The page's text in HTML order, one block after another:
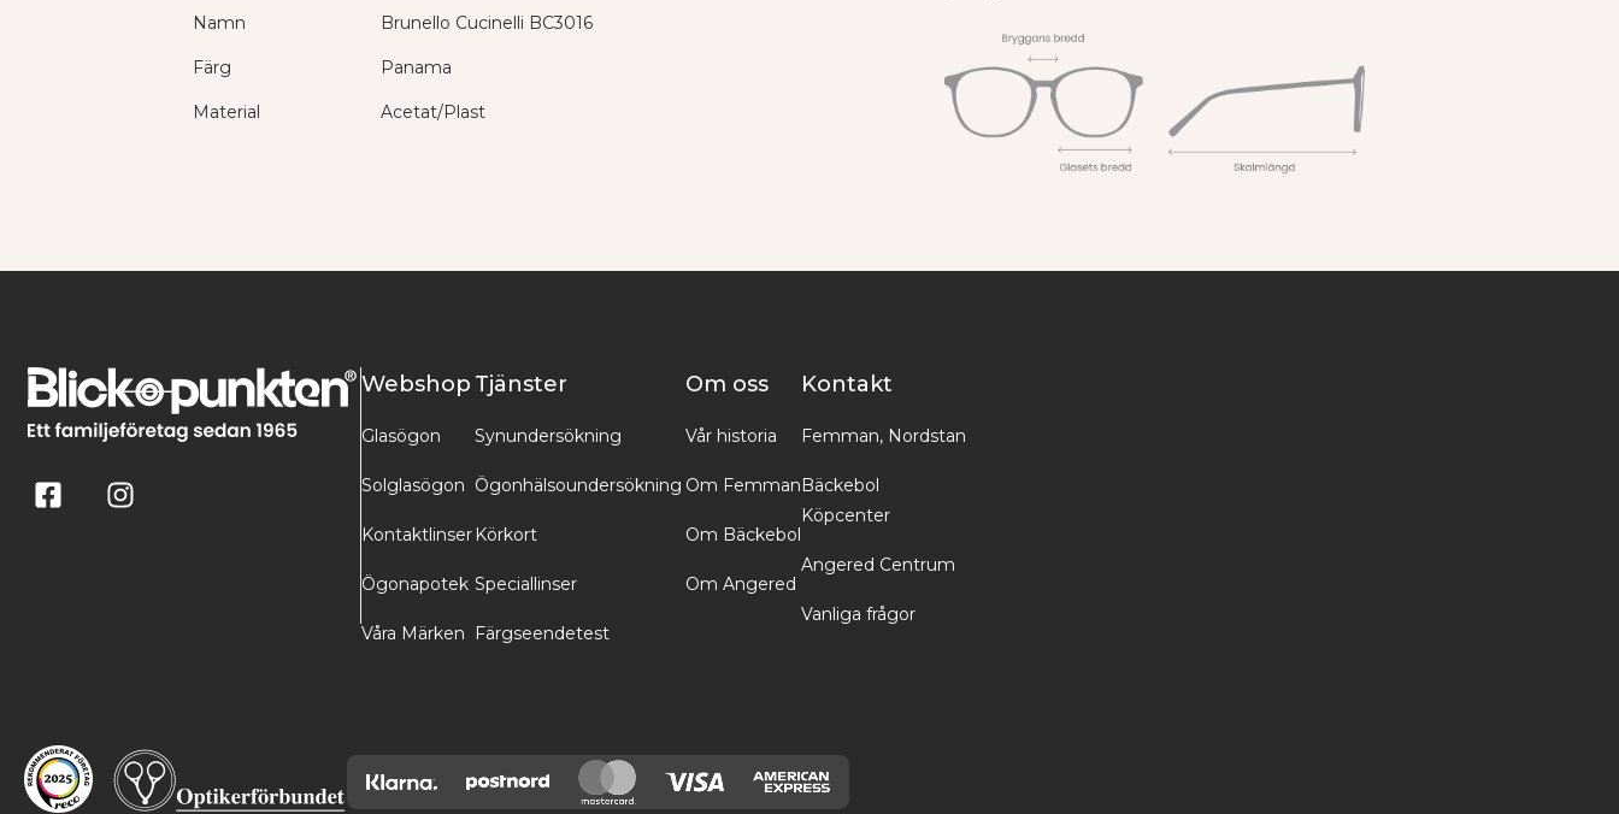
Namn Brunello Cucinelli BC3016
Färg Panama
Material Acetat/Plast
Webshop
Glasögon
Solglasögon
Kontaktlinser
Ögonapotek
Våra Märken
Tjänster
Synundersökning
Ögonhälsoundersökning
Körkort
Speciallinser
Färgseendetest
Om oss
Vår historia
Om Femman
Om Bäckebol
Om Angered
Kontakt
Femman, Nordstan
Bäckebol
Köpcenter
Angered Centrum
Vanliga frågor